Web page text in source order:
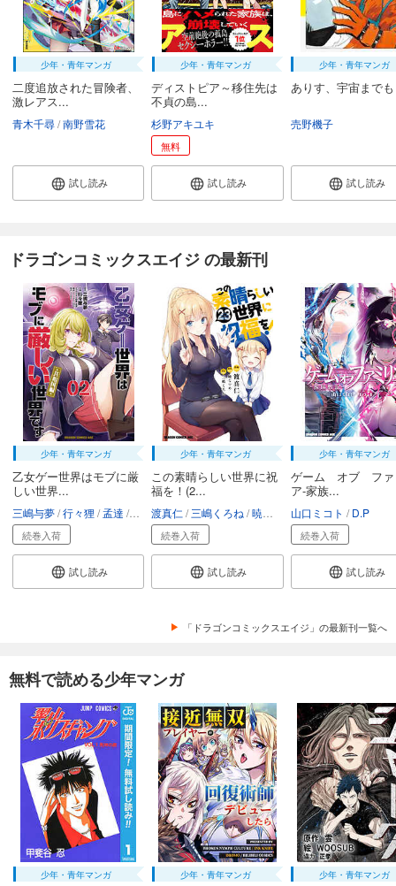
少年・青年マンガ
二度追放された冒険者、
激レアス...
青木千尋 南野雪花
試し読み
少年・青年マンガ
ディストピア～移住先は
不貞の島...
杉野アキユキ
無料
試し読み
少年・青年マンガ
ありす、宇宙まで
売野機子
試し読み
ドラゴンコミックスエイジ の最新刊
少年・青年マンガ
乙女ゲー世界はモブに厳
しい世界...
三嶋与夢 行々狸 孟達 マツリセイシロウ FTops
続巻入荷
試し読み
少年・青年マンガ
この素晴らしい世界に祝
福を！(2...
渡真仁 三嶋くろね 暁なつめ
続巻入荷
試し読み
少年・青年マンガ
ゲーム オブ ファ
ア-家族...
山口ミコト D.P
続巻入荷
試し読み
「ドラゴンコミックスエイジ」の最新刊一覧へ
無料で読める少年マンガ
少年・青年マンガ 少年・青年マンガ 少年・青年マンガ